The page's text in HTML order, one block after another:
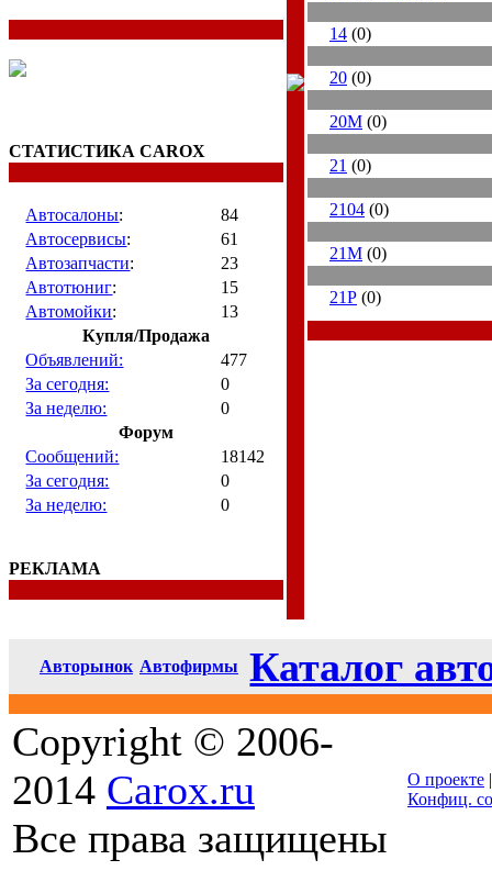
СТАТИСТИКА CAROX
Автосалоны:
84
Автосервисы:
61
Автозапчасти:
23
Автотюниг:
15
Автомойки:
13
Купля/Продажа
Объявлений:
477
За сегодня:
0
За неделю:
0
Форум
Сообщений:
18142
За сегодня:
0
За неделю:
0
РЕКЛАМА
14 (0)
20 (0)
20М (0)
21 (0)
2104 (0)
21М (0)
21Р (0)
Авторынок Автофирмы
Каталог
Copyright © 2006-
2014 Carox.ru
Все права защищены
О проекте
Конфиц.